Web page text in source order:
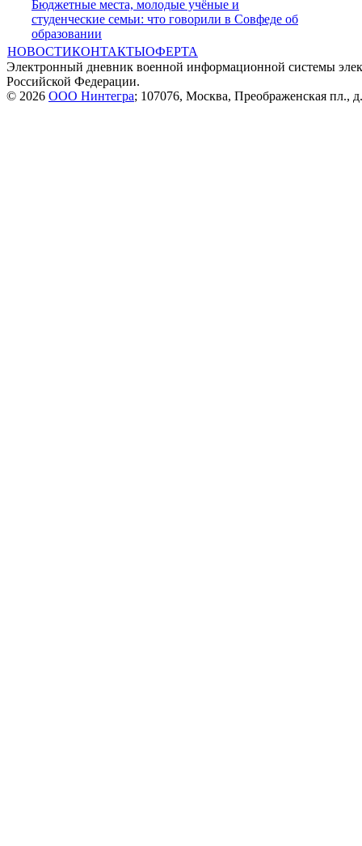
Бюджетные места, молодые учёные и
студенческие семьи: что говорили в Совфеде об
образовании
НОВОСТИКОНТАКТЫОФЕРТА
Электронный дневник военной информационной системы
Российской Федерации.
© 2026 ООО Нинтегра; 107076, Москва, Преображенская пл.,